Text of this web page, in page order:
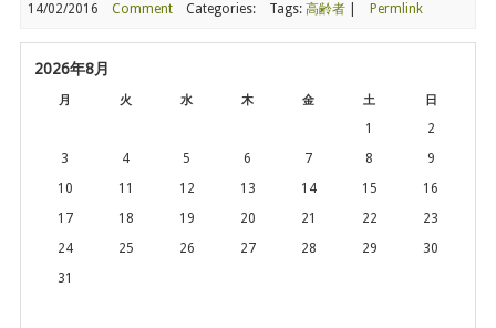
14/02/2016 Comment Categories: Tags: 高齢者 Permlink
2026年8月
月 火 水 木 金 土 日
1
2
3
4 5 6 7 8
9
10
11 12 13 14 15
16
17
18 19 20 21 22
23
24
25 26 27 28 29
30
31